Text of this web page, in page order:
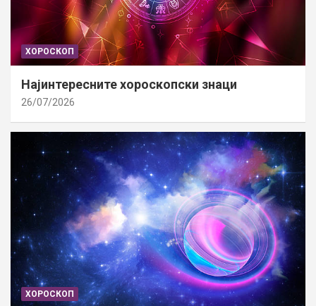
ХОРОСКОП
Најинтересните хороскопски знаци
26/07/2026
ХОРОСКОП